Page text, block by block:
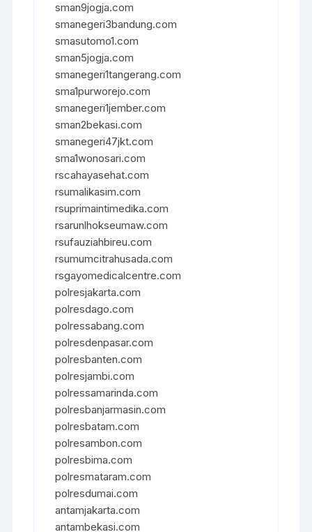
sman9jogja.com
smanegeri3bandung.com
smasutomo1.com
sman5jogja.com
smanegeri1tangerang.com
sma1purworejo.com
smanegeri1jember.com
sman2bekasi.com
smanegeri47jkt.com
sma1wonosari.com
rscahayasehat.com
rsumalikasim.com
rsuprimaintimedika.com
rsarunlhokseumaw.com
rsufauziahbireu.com
rsumumcitrahusada.com
rsgayomedicalcentre.com
polresjakarta.com
polresdago.com
polressabang.com
polresdenpasar.com
polresbanten.com
polresjambi.com
polressamarinda.com
polresbanjarmasin.com
polresbatam.com
polresambon.com
polresbima.com
polresmataram.com
polresdumai.com
antamjakarta.com
antambekasi.com